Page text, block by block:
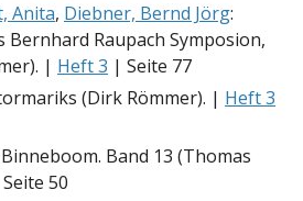
Anita, Diebner, Bernd Jörg:
Bernhard Raupach Symposion,
| Heft 3 | Seite 77
(Dirk Römmer). | Heft 3
Band 13 (Thomas
50